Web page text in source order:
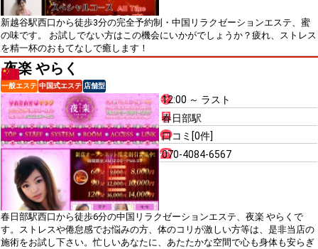
新越谷駅西口から徒歩3分の完全予約制・中国リラクゼーションエステ、蜜
の味です。 お試しでない方はこの機会にいかがでしょうか？疲れ、ストレス
を精一杯のおもてなしで癒します！
夜楽 やらく
一般エステ 中国式エステ 店舗型
12:00 ～ ラスト
春日部駅
口コミ[0件]
070-4084-6567
春日部駅西口から徒歩6分の中国リラクゼーションエステ、夜楽 やらくで
す。ストレスや倦怠感でお悩みの方、体のコリが激しい方等は、是非当店の
施術をお試し下さい。忙しいあなたに、あたたかな空間で心も身体も安らぎ